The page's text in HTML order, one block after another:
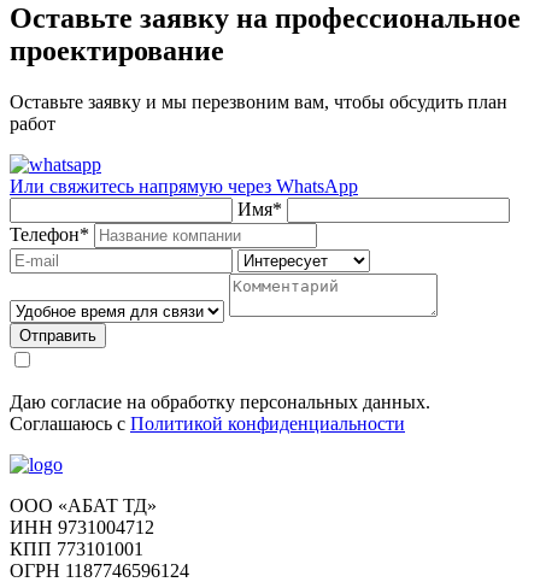
Оставьте заявку на профессиональное
проектирование
Оставьте заявку и мы перезвоним вам, чтобы обсудить план
работ
Или свяжитесь напрямую через WhatsApp
Имя*
Телефон*
Отправить
Даю согласие на обработку персональных данных.
Соглашаюсь с Политикой конфиденциальности
ООО «АБАТ ТД»
ИНН 9731004712
КПП 773101001
ОГРН 1187746596124